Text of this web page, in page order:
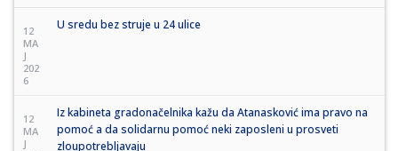
12
MA
J
202
6
U sredu bez struje u 24 ulice
12
MA
J
Iz kabineta gradonačelnika kažu da Atanasković ima pravo na
pomoć a da solidarnu pomoć neki zaposleni u prosveti
zloupotrebljavaju